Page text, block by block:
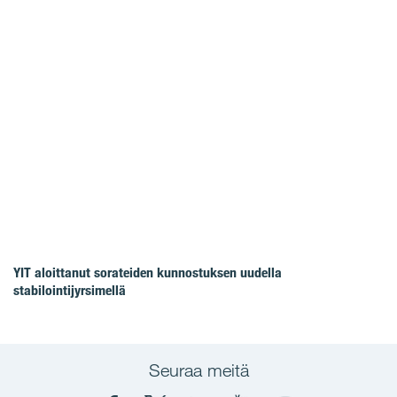
YIT aloittanut sorateiden kunnostuksen uudella
stabilointijyrsimellä
Seuraa meitä